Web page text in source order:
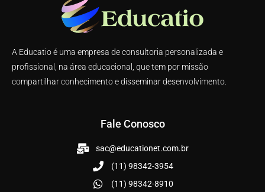
A Educatio é uma empresa de consultoria personalizada e
profissional, na área educacional, que tem por missão
compartilhar conhecimento e disseminar desenvolvimento.
Fale Conosco
sac@educationet.com.br
(11) 98342-3954
(11) 98342-8910